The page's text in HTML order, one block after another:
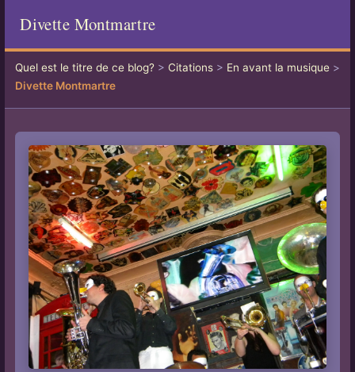
Divette Montmartre
Quel est le titre de ce blog?> Citations> En avant la musique>
Divette Montmartre